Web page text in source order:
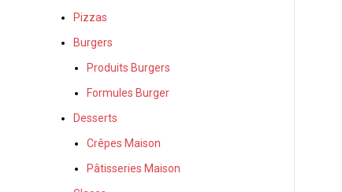
Pizzas
Burgers
Produits Burgers
Formules Burger
Desserts
Crêpes Maison
Pâtisseries Maison